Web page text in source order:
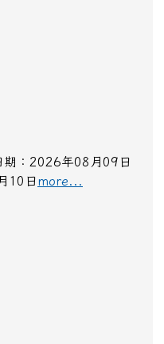
期：2026年08月09日
10日more...